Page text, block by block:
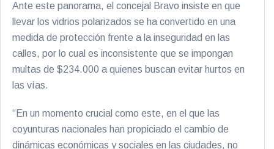
Ante este panorama, el concejal Bravo insiste en que
llevar los vidrios polarizados se ha convertido en una
medida de protección frente a la inseguridad en las
calles, por lo cual es inconsistente que se impongan
multas de $234.000 a quienes buscan evitar hurtos en
las vías.
“En un momento crucial como este, en el que las
coyunturas nacionales han propiciado el cambio de
dinámicas económicas y sociales en las ciudades, no